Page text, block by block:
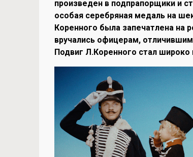
произведен в подпрапорщики и
особая серебряная медаль на
Коренного была запечатлена на
вручались офицерам,
Подвиг Л.Коренного стал широко